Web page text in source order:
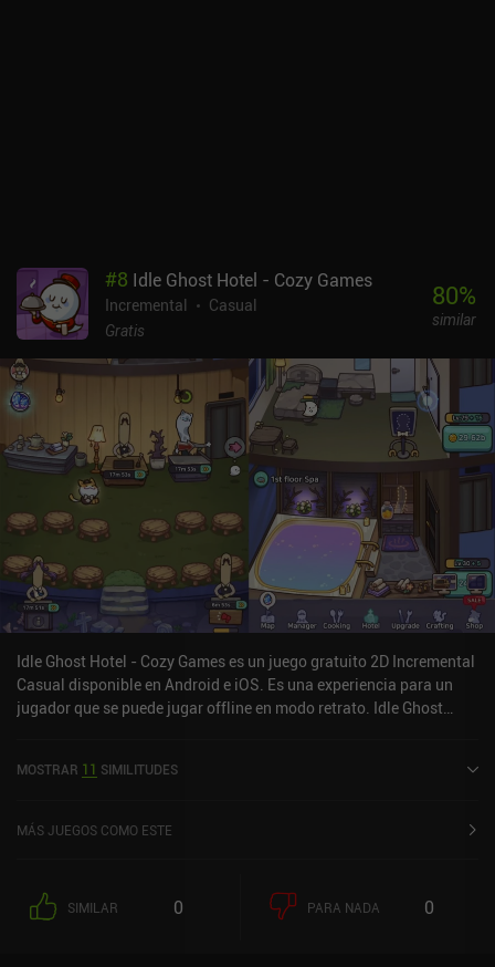
#8 Idle Ghost Hotel - Cozy Games
Incremental
Casual
Gratis
80%
similar
Idle Ghost Hotel - Cozy Games es un juego gratuito 2D Incremental
Casual disponible en Android e iOS. Es una experiencia para un
jugador que se puede jugar offline en modo retrato. Idle Ghost
en la App Store de iOS.
MOSTRAR 11 SIMILITUDES
MÁS JUEGOS COMO ESTE
SIMILAR 0 PARA NADA 0